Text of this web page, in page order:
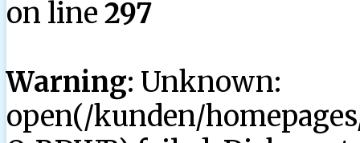
on line 297
Warning: Unknown:
open(/kunden/